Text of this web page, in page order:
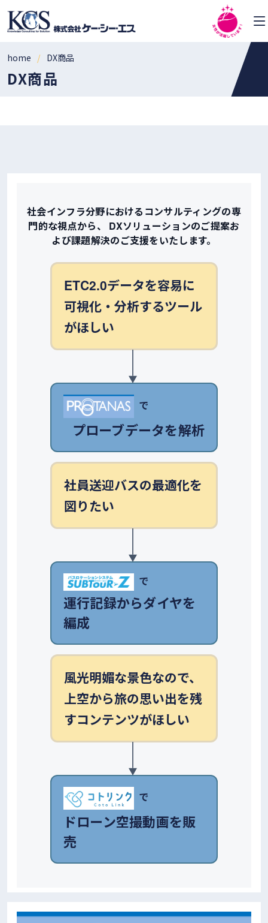
home DX商品
DX商品
社会インフラ分野におけるコンサルティングの専
門的な視点から、
DXソリューションのご提案お
よび課題解決のご支援をいたします。
ETC2.0データを容易に
可視化・分析するツール
がほしい
で
プローブデータを解析
社員送迎バスの最適化を
図りたい
で
運行記録からダイヤを
編成
風光明媚な景色なので、
上空から旅の思い出を残
すコンテンツがほしい
で
ドローン空撮動画を販
売